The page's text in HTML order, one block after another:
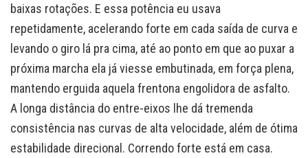
baixas rotações. E essa potência eu usava
repetidamente, acelerando forte em cada saída de curva e
levando o giro lá pra cima, até ao ponto em que ao puxar a
próxima marcha ela já viesse embutinada, em força plena,
mantendo erguida aquela frentona engolidora de asfalto.
A longa distância do entre-eixos lhe dá tremenda
consistência nas curvas de alta velocidade, além de ótima
estabilidade direcional. Correndo forte está em casa.